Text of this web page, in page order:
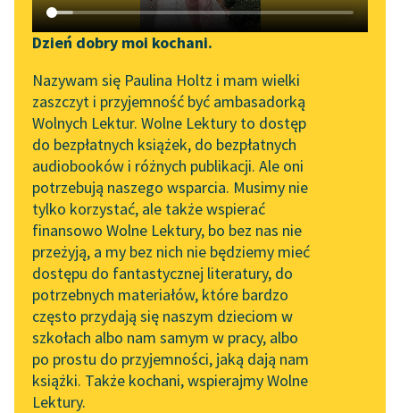
Katalog DAISY
Podkasty o książkach
Zgłoś brak utworu
Aktualności
„Prokurator Alicja Horn”
do słuchania
Byliśmy częścią AI Impact
Lab
Zapraszamy na spotkanie
online z tłumaczkami
literatury skandynawskiej
Spotkanie z Katarzyną
Tunkiel w Oslo
102. lata temu zmarł
Joseph Conrad
Narzędzia
Mapa Wolnych Lektur
Leśmianator
Przewodnik dla piszących i
czytających
API
OAI-PMH
Widget Wolnych Lektur
Przypisy
Dzień dobry moi kochani.
Nazywam się Paulina Holtz i mam wielki
zaszczyt i przyjemność być ambasadorką
Wolnych Lektur. Wolne Lektury to dostęp
do bezpłatnych książek, do bezpłatnych
audiobooków i różnych publikacji. Ale oni
potrzebują naszego wsparcia. Musimy nie
tylko korzystać, ale także wspierać
finansowo Wolne Lektury, bo bez nas nie
przeżyją, a my bez nich nie będziemy mieć
dostępu do fantastycznej literatury, do
potrzebnych materiałów, które bardzo
często przydają się naszym dzieciom w
szkołach albo nam samym w pracy, albo
po prostu do przyjemności, jaką dają nam
książki. Także kochani, wspierajmy Wolne
Lektury.
Tadeusz Miciński
Jam ciemny jest wśród
wichrów płomień boży,
lecący z jękiem w dal —
jak głuchy dzwon...
Czytaj więcej
Tadeusz Miciński
Lucifer